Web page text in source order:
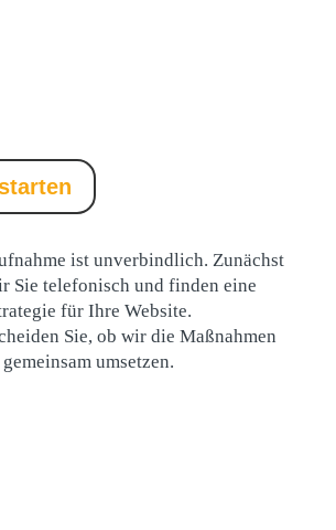
ist unverbindlich. Zunächst
Sie telefonisch und finden eine
für Ihre Website.
Sie, ob wir die Maßnahmen
gemeinsam umsetzen.